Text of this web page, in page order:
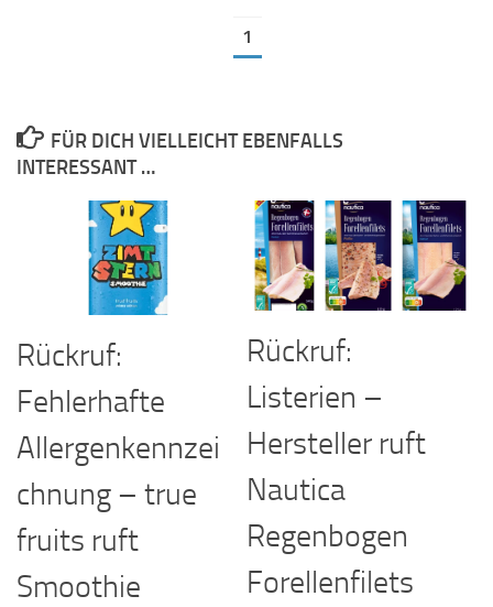
1
FÜR DICH VIELLEICHT EBENFALLS
INTERESSANT …
Rückruf:
Fehlerhafte
Allergenkennzei
chnung – true
fruits ruft
Smoothie
Rückruf:
Listerien –
Hersteller ruft
Nautica
Regenbogen
Forellenfilets